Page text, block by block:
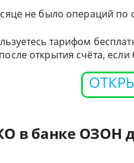
не было операций по
тарифом
открытия счёта,
в банке ОЗОН